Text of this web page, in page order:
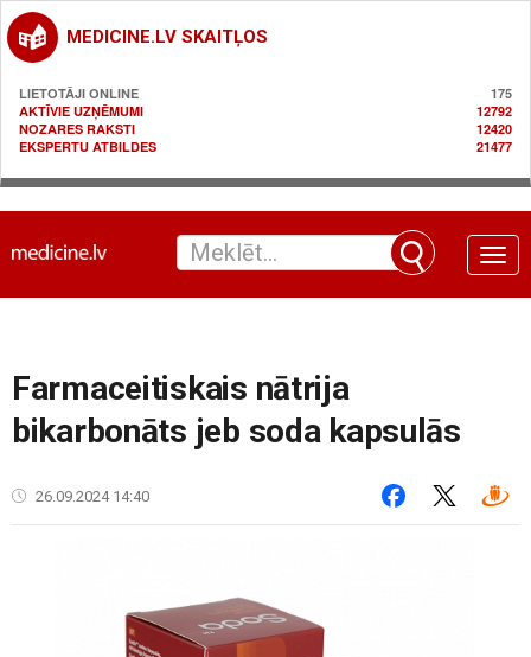
MEDICINE.LV SKAITĻOS
LIETOTĀJI ONLINE
175
AKTĪVIE UZŅĒMUMI
12792
NOZARES RAKSTI
12420
EKSPERTU ATBILDES
21477
Toggle
Farmaceitiskais nātrija
bikarbonāts jeb soda kapsulās
26.09.2024 14:40